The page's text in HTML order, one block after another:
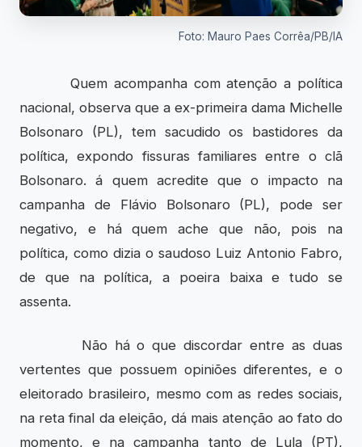
Foto: Mauro Paes Corrêa/PB/IA
Quem acompanha com atenção a política
nacional, observa que a ex-primeira dama Michelle
Bolsonaro (PL), tem sacudido os bastidores da
política, expondo fissuras familiares entre o clã
Bolsonaro. á quem acredite que o impacto na
campanha de Flávio Bolsonaro (PL), pode ser
negativo, e há quem ache que não, pois na
política, como dizia o saudoso Luiz Antonio Fabro,
de que na política, a poeira baixa e tudo se
assenta.
Não há o que discordar entre as duas
vertentes que possuem opiniões diferentes, e o
eleitorado brasileiro, mesmo com as redes sociais,
na reta final da eleição, dá mais atenção ao fato do
momento, e na campanha tanto de Lula (PT),